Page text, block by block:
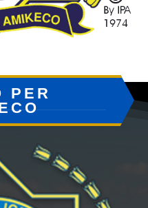
PER